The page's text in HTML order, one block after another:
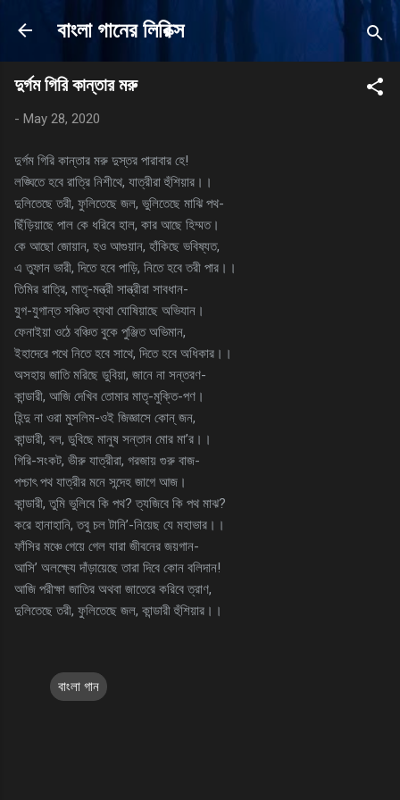
Skip to main content
বাংলা গানের লিরিক্স
দুর্গম গিরি কান্তার মরু
- May 28, 2020
দুর্গম গিরি কান্তার মরু দুস্তর পারাবার হে!
লঙ্ঘিতে হবে রাত্রি নিশীথে, যাত্রীরা হুঁশিয়ার।।
দুলিতেছে তরী, ফুলিতেছে জল, ভুলিতেছে মাঝি পথ-
ছিঁড়িয়াছে পাল কে ধরিবে হাল, কার আছে হিম্মত।
কে আছো জোয়ান, হও আগুয়ান, হাঁকিছে ভবিষ্যত,
এ তুফান ভারী, দিতে হবে পাড়ি, নিতে হবে তরী পার।।
তিমির রাত্রি, মাতৃ-মন্ত্রী সান্ত্রীরা সাবধান-
যুগ-যুগান্ত সঞ্চিত ব্যথা ঘোষিয়াছে অভিযান।
ফেনাইয়া ওঠে বঞ্চিত বুকে পুঞ্জিত অভিমান,
ইহাদেরে পথে নিতে হবে সাথে, দিতে হবে অধিকার।।
অসহায় জাতি মরিছে ডুবিয়া, জানে না সন্তরণ-
কান্ডারী, আজি দেখিব তোমার মাতৃ-মুক্তি-পণ।
হিন্দু না ওরা মুসলিম-ওই জিজ্ঞাসে কোন্‌ জন,
কান্ডারী, বল, ডুবিছে মানুষ সন্তান মোর মা’র।।
গিরি-সংকট, ভীরু যাত্রীরা, গরজায় গুরু বাজ-
পশ্চাৎ পথ যাত্রীর মনে সন্দেহ জাগে আজ।
কান্ডারী, তুমি ভুলিবে কি পথ? ত্যজিবে কি পথ মাঝ?
করে হানাহানি, তবু চল টানি’-নিয়েছ যে মহাভার।।
ফাঁসির মঞ্চে গেয়ে গেল যারা জীবনের জয়গান-
আসি’ অলক্ষ্যে দাঁড়ায়েছে তারা দিবে কোন বলিদান!
আজি পরীক্ষা জাতির অথবা জাতেরে করিবে ত্রাণ,
দুলিতেছে তরী, ফুলিতেছে জল, কান্ডারী হুঁশিয়ার।।
বাংলা গান